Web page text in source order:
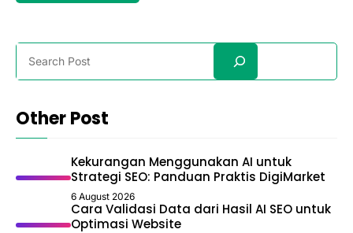
Search
Other Post
Kekurangan Menggunakan AI untuk
Strategi SEO: Panduan Praktis DigiMarket
6 August 2026
Cara Validasi Data dari Hasil AI SEO untuk
Optimasi Website